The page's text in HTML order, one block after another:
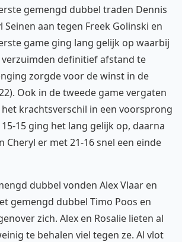
gemengd dubbel traden Dennis
Seinen aan tegen Freek Golinski en
game ging lang gelijk op waarbij
verzuimden definitief afstand te
zorgde voor de winst in de
Ook in de tweede game vergaten
het krachtsverschil in een voorsprong
15 ging het lang gelijk op, daarna
Cheryl er met 21-16 snel een einde
dubbel vonden Alex Vlaar en
gemengd dubbel Timo Poos en
zich. Alex en Rosalie lieten al
te behalen viel tegen ze. Al vlot